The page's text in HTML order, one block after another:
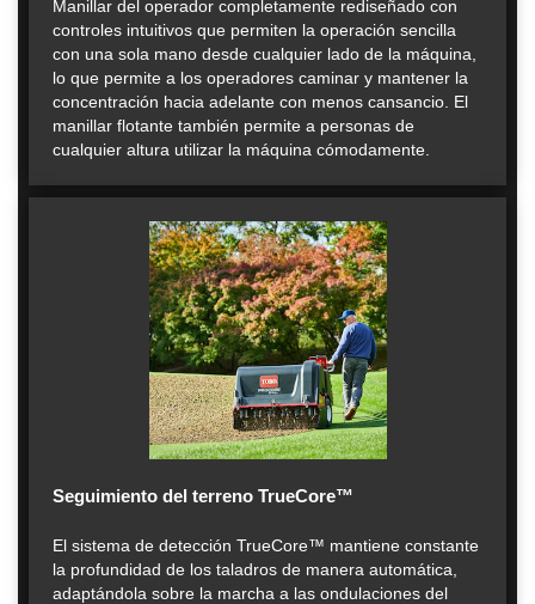
Manillar del operador completamente rediseñado con
controles intuitivos que permiten la operación sencilla
con una sola mano desde cualquier lado de la máquina,
lo que permite a los operadores caminar y mantener la
concentración hacia adelante con menos cansancio. El
manillar flotante también permite a personas de
cualquier altura utilizar la máquina cómodamente.
Seguimiento del terreno TrueCore™
El sistema de detección TrueCore™ mantiene constante
la profundidad de los taladros de manera automática,
adaptándola sobre la marcha a las ondulaciones del